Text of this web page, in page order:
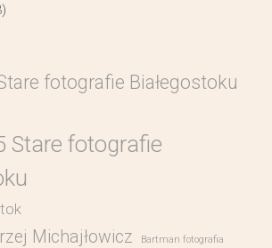
fotografie Białegostoku
Stare fotografie
Michajłowicz Bartman fotografia